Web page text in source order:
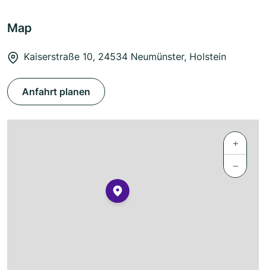
Map
Kaiserstraße 10, 24534 Neumünster, Holstein
Anfahrt planen
+
−